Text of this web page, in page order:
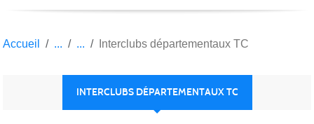
Accueil Interclubs départementaux TC
INTERCLUBS DÉPARTEMENTAUX TC